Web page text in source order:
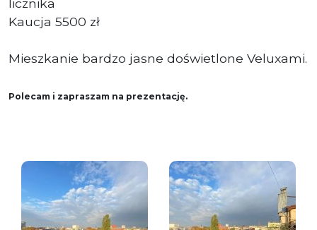
licznika
Kaucja 5500 zł
Mieszkanie bardzo jasne doświetlone Veluxami.
Polecam i zapraszam na prezentację.